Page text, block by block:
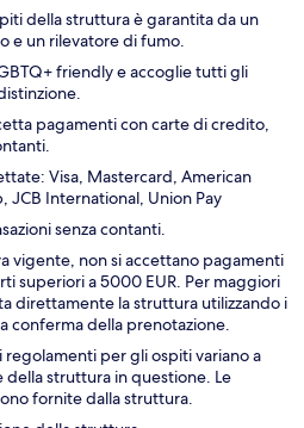
della struttura è garantita da un
e un rilevatore di fumo.
friendly e accoglie tutti gli
pagamenti con carte di credito,
Visa, Mastercard, American
JCB International, Union Pay
senza contanti.
vigente, non si accettano pagamenti
superiori a 5000 EUR. Per maggiori
direttamente la struttura utilizzando i
conferma della prenotazione.
regolamenti per gli ospiti variano a
della struttura in questione. Le
fornite dalla struttura.